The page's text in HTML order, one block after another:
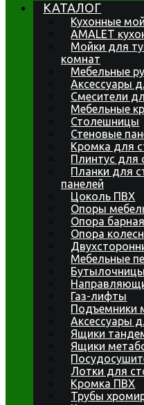
КАТАЛОГ
Кухонные
AMALET
Мойки для
комнат
Мебельные
Аксессуары
Смесители
Мебельные
Столешницы
Стеновые
Кромка для
Плинтус для
Планки для
панелей
Цоколь ПВХ
Опоры
Опора барная
Опора
Мебельные
Бутылочницы
Газ-лифты
Подъемники
Аксессуары
Ящики
Ящики
Лотки для
Кромка ПВХ
Трубы